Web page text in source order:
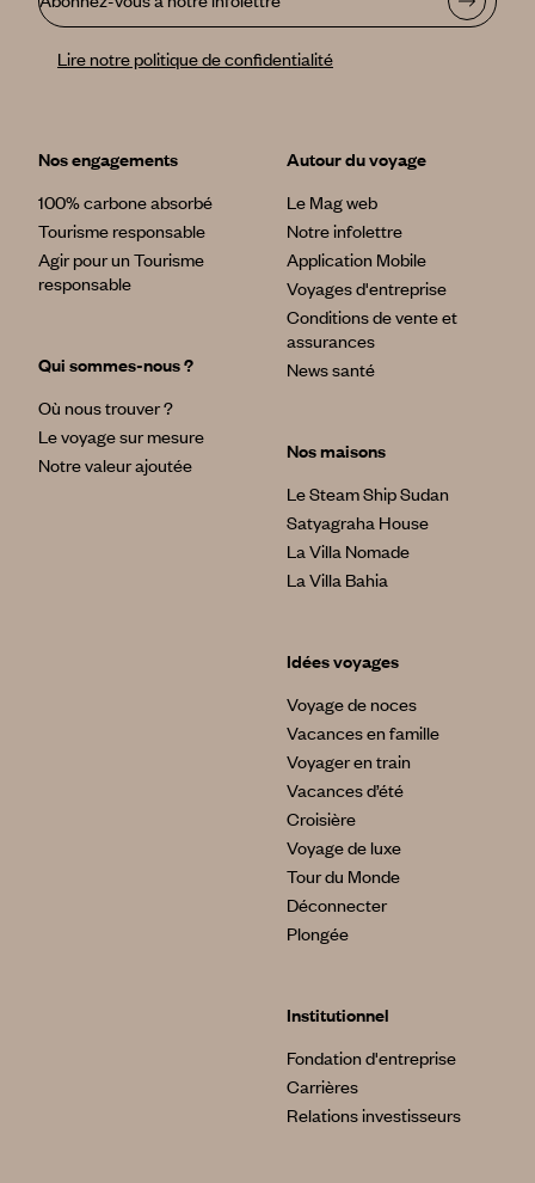
Lire notre politique de confidentialité
Nos engagements
100% carbone absorbé
Tourisme responsable
Agir pour un Tourisme
responsable
Qui sommes-nous ?
Où nous trouver ?
Le voyage sur mesure
Notre valeur ajoutée
Autour du voyage
Le Mag web
Notre infolettre
Application Mobile
Voyages d'entreprise
Conditions de vente et
assurances
News santé
Nos maisons
Le Steam Ship Sudan
Satyagraha House
La Villa Nomade
La Villa Bahia
Idées voyages
Voyage de noces
Vacances en famille
Voyager en train
Vacances d’été
Croisière
Voyage de luxe
Tour du Monde
Déconnecter
Plongée
Institutionnel
Fondation d'entreprise
Carrières
Relations investisseurs